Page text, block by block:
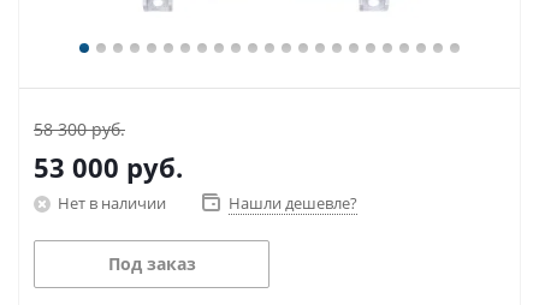
58 300 руб.
53 000 руб.
Нет в наличии Нашли дешевле?
Под заказ